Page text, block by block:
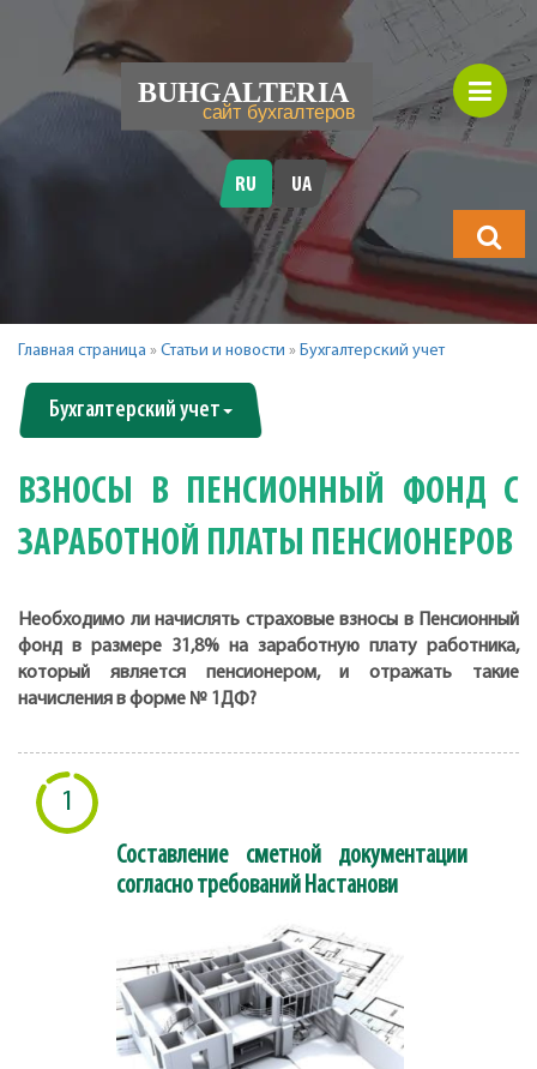
будете
искать?
RU UA
Главная страница » Статьи и новости » Бухгалтерский учет
Бухгалтерский учет
ВЗНОСЫ В ПЕНСИОННЫЙ ФОНД С
ЗАРАБОТНОЙ ПЛАТЫ ПЕНСИОНЕРОВ
Необходимо ли начислять страховые взносы в Пенсионный
фонд в размере 31,8% на заработную плату работника,
который является пенсионером, и отражать такие
начисления в форме № 1ДФ?
1
Составление сметной документации
согласно требований Настанови